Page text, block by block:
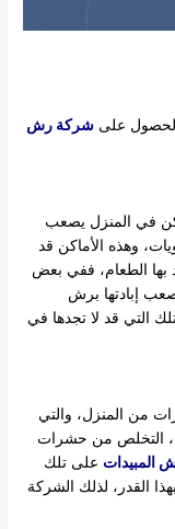
الحصول علىشركة رش
في المنزل يصعب
وهذه الأماكن قد
بها الطعام، ففي بعض
إبادتها برش
التي قد لا تجدها في
من المنزل، والتي
، التخلص من حشرات
المبيدات على تلك
القدر، لذلك الشركة